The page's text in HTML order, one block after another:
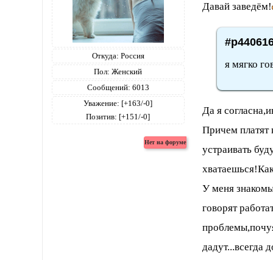
Откуда: Россия
Пол: Женский
Сообщений: 6013
Уважение: [+163/-0]
Позитив: [+151/-0]
Давай заведём!
я мягко
Да я
Причем платят
устраивать
У меня
говорят
дадут...всегда